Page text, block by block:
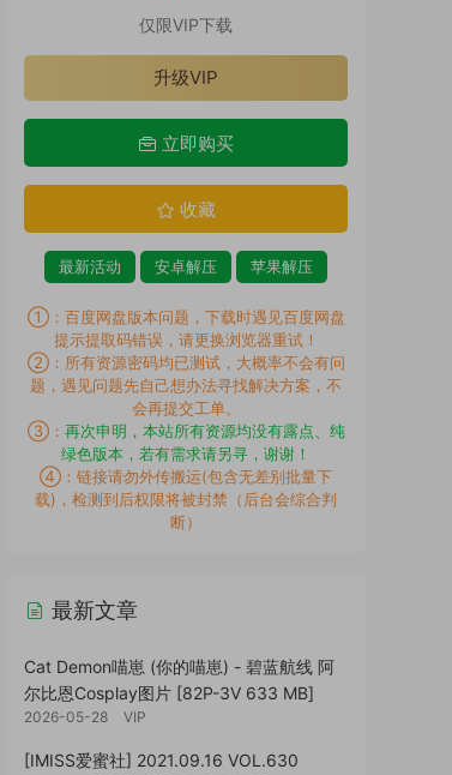
仅限VIP下载
升级VIP
立即购买
收藏
最新活动 安卓解压 苹果解压
①：百度网盘版本问题，下载时遇见百度网盘
提示提取码错误，请更换浏览器重试！
②：所有资源密码均已测试，大概率不会有问
题，遇见问题先自己想办法寻找解决方案，不
会再提交工单。
③： 再次申明，本站所有资源均没有露点、纯
绿色版本，若有需求请另寻，谢谢！
④：链接请勿外传搬运(包含无差别批量下
载)，检测到后权限将被封禁（后台会综合判
断）
最新文章
Cat Demon喵崽 (你的喵崽) - 碧蓝航线 阿
尔比恩Cosplay图片 [82P-3V 633 MB]
2026-05-28 VIP
[IMISS爱蜜社] 2021.09.16 VOL.630